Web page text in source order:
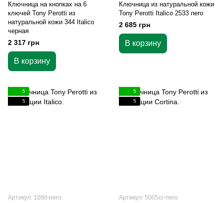
Ключница на кнопках на 6
ключей Tony Perotti из
натуральной кожи 344 Italico
черная
2 317 грн
В корзину
Ключница из натуральной кожи
Tony Perotti Italico 2533 nero
2 685 грн
В корзину
5
5
Артикул: 109it-nero
5
5
Артикул: 5005cr-nero